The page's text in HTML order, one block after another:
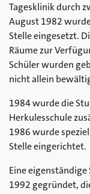
Tagesklinik durch
August 1982
Stelle eingesetzt.
Räume zur
Schüler wurden
nicht allein
1984 wurde die
Herkulesschule
1986 wurde
Stelle eingerichtet.
Eine
1992 gegründet,